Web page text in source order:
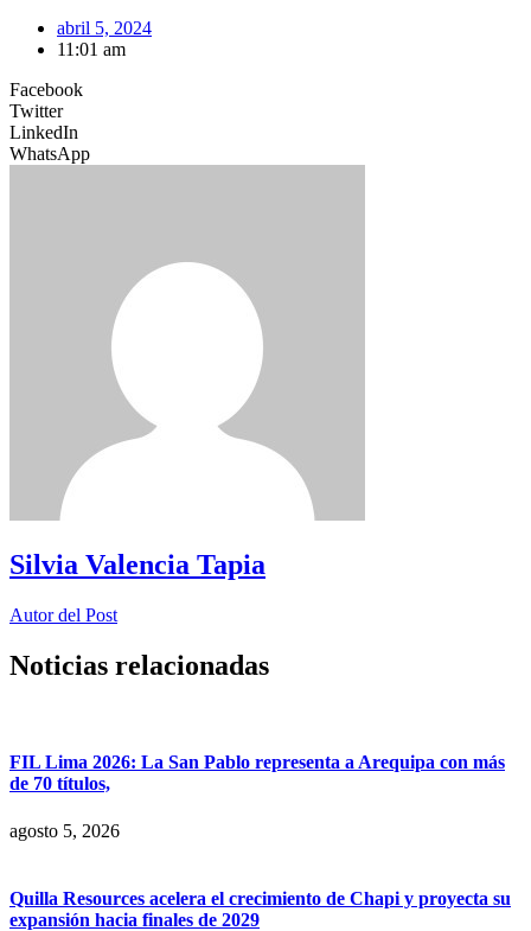
abril 5, 2024
11:01 am
Facebook
Twitter
LinkedIn
WhatsApp
Silvia Valencia Tapia
Autor del Post
Noticias relacionadas
FIL Lima 2026: La San Pablo representa a Arequipa con más
de 70 títulos,
agosto 5, 2026
Quilla Resources acelera el crecimiento de Chapi y proyecta su
expansión hacia finales de 2029